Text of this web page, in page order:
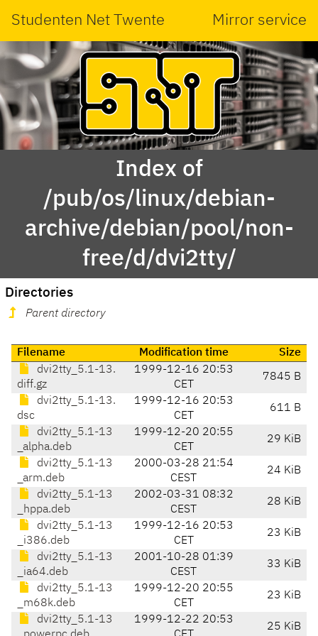
Studenten Net Twente Mirror service
Index of
/pub/os/linux/debian-
archive/debian/pool/non-
free/d/dvi2tty/
Directories
Parent directory
Filename Modification time
Size
dvi2tty_5.1-13.
diff.gz
1999-12-16 20:53
CET
7845 B
dvi2tty_5.1-13.
dsc
1999-12-16 20:53
CET
611 B
dvi2tty_5.1-13
_alpha.deb
1999-12-20 20:55
CET
29 KiB
dvi2tty_5.1-13
_arm.deb
2000-03-28 21:54
CEST
24 KiB
dvi2tty_5.1-13
_hppa.deb
2002-03-31 08:32
CEST
28 KiB
dvi2tty_5.1-13
_i386.deb
1999-12-16 20:53
CET
23 KiB
dvi2tty_5.1-13
_ia64.deb
2001-10-28 01:39
CEST
33 KiB
dvi2tty_5.1-13
_m68k.deb
1999-12-20 20:55
CET
23 KiB
dvi2tty_5.1-13
1999-12-22 20:53
25 KiB